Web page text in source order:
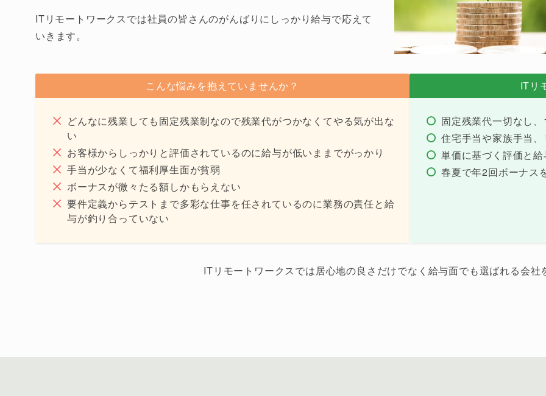
ITリモートワークスでは社員の皆さんのがんばりにしっかり給与で応えて
いきます。
こんな悩みを抱えていませんか？
どんなに残業しても固定残業制なので残業代がつかなくてやる気が出な
い
お客様からしっかりと評価されているのに給与が低いままでがっかり
手当が少なくて福利厚生面が貧弱
ボーナスが微々たる額しかもらえない
要件定義からテストまで多彩な仕事を任されているのに業務の責任と給
与が釣り合っていない
ITリ
固定残業代一切なし
住宅手当や家族手当
単価に基づく評価と
春夏で年2回ボーナス
ITリモートワークスでは居心地の良さだけでなく給与面でも選ばれる会社